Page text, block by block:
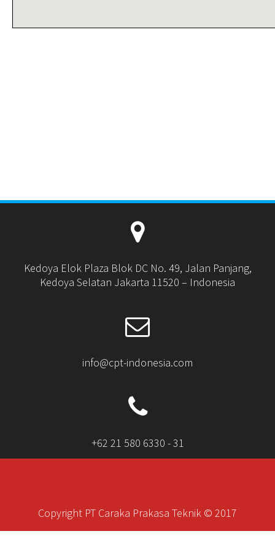
Kedoya Elok Plaza Blok DC No. 49, Jalan Panjang,
Kedoya Selatan Jakarta 11520 – Indonesia
info@cpt-indonesia.com
+62 21 580 6330 - 31
Copyright PT Caraka Prakasa Teknik © 2017